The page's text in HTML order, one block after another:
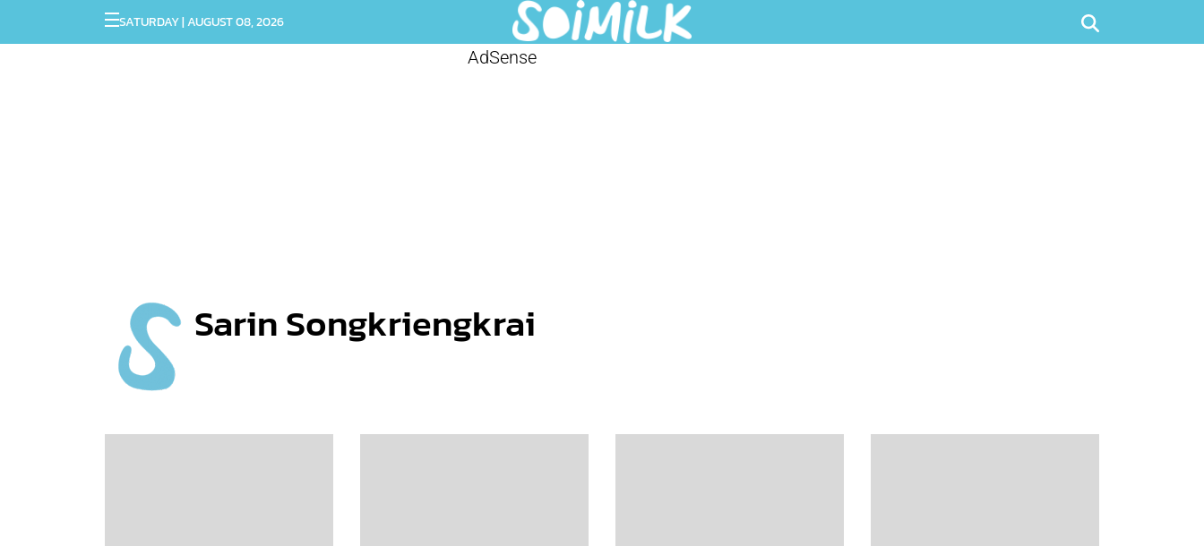
SATURDAY | AUGUST 08, 2026
AdSense
Sarin Songkriengkrai